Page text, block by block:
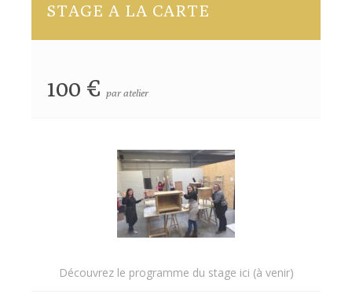
STAGE A LA CARTE
100 € par atelier
Découvrez le programme du stage ici (à venir)